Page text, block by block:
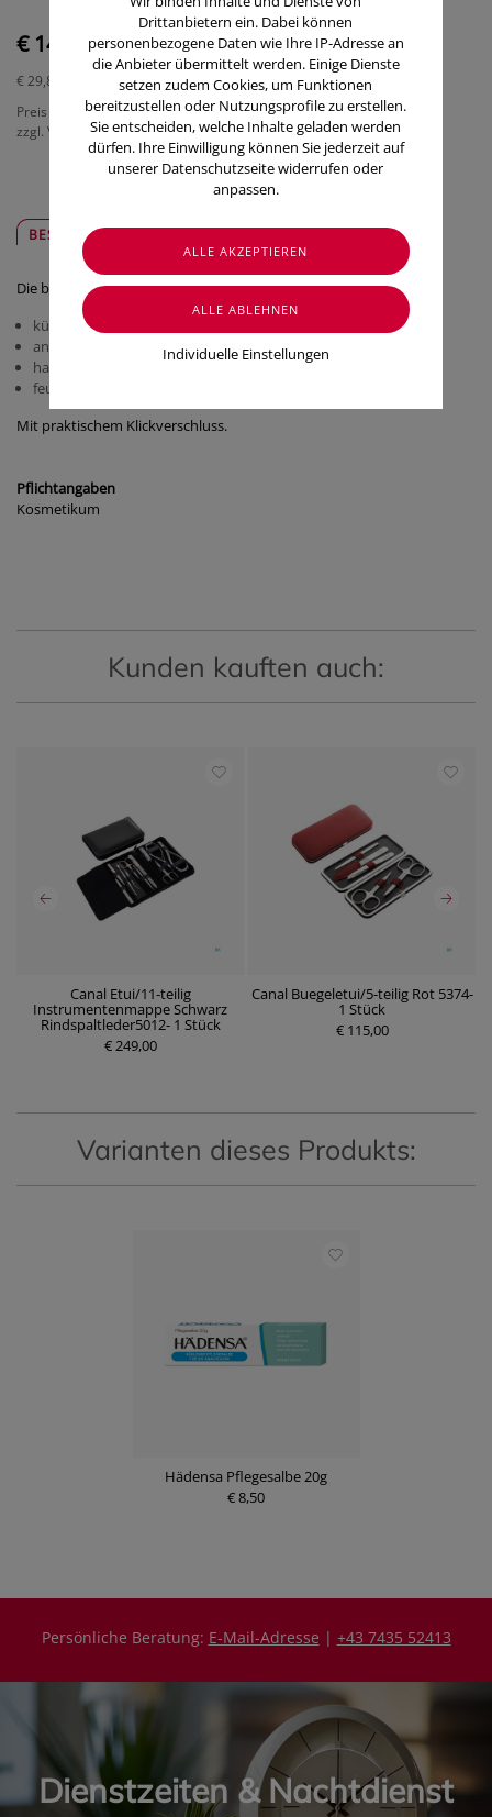
€ 14,90
€ 29,80
Preis inkl. MwSt.
zzgl. Versandkosten
BESCHREIBUNG
Die bewährten Inhaltsstoffe der Hädensa Pflegesalbe sind
kühlendes Menthol
antimikrobielles ICHTYOL(R) PALE
hautpflegendes Wollwachs
feuchtigkeitsspendendes D-Panthenol.
Mit praktischem Klickverschluss.
Pflichtangaben
Kosmetikum
Kunden kauften auch:
Canal Etui/11-teilig
Instrumentenmappe Schwarz
Rindspaltleder5012- 1 Stück
€ 249,00
Canal Buegeletui/5-teilig Rot 5374-
1 Stück
€ 115,00
P
r
Varianten dieses Produkts:
Hädensa Pflegesalbe 20g
€ 8,50
Drittanbietern ein. Dabei können
personenbezogene Daten wie Ihre IP-Adresse an
die Anbieter übermittelt werden. Einige Dienste
setzen zudem Cookies, um Funktionen
bereitzustellen oder Nutzungsprofile zu erstellen.
Sie entscheiden, welche Inhalte geladen werden
dürfen. Ihre Einwilligung können Sie jederzeit auf
unserer Datenschutzseite widerrufen oder
anpassen.
Individuelle Einstellungen
Persönliche Beratung: E-Mail-Adresse | +43 7435 52413
Dienstzeiten & Nachtdienst